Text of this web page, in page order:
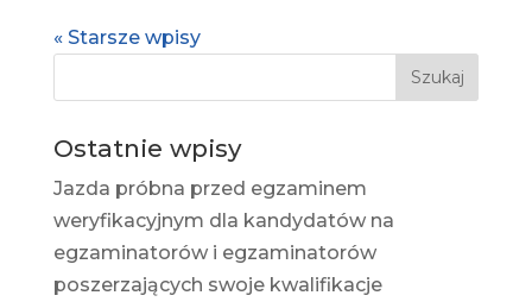
« Starsze wpisy
Ostatnie wpisy
Jazda próbna przed egzaminem
weryfikacyjnym dla kandydatów na
egzaminatorów i egzaminatorów
poszerzających swoje kwalifikacje